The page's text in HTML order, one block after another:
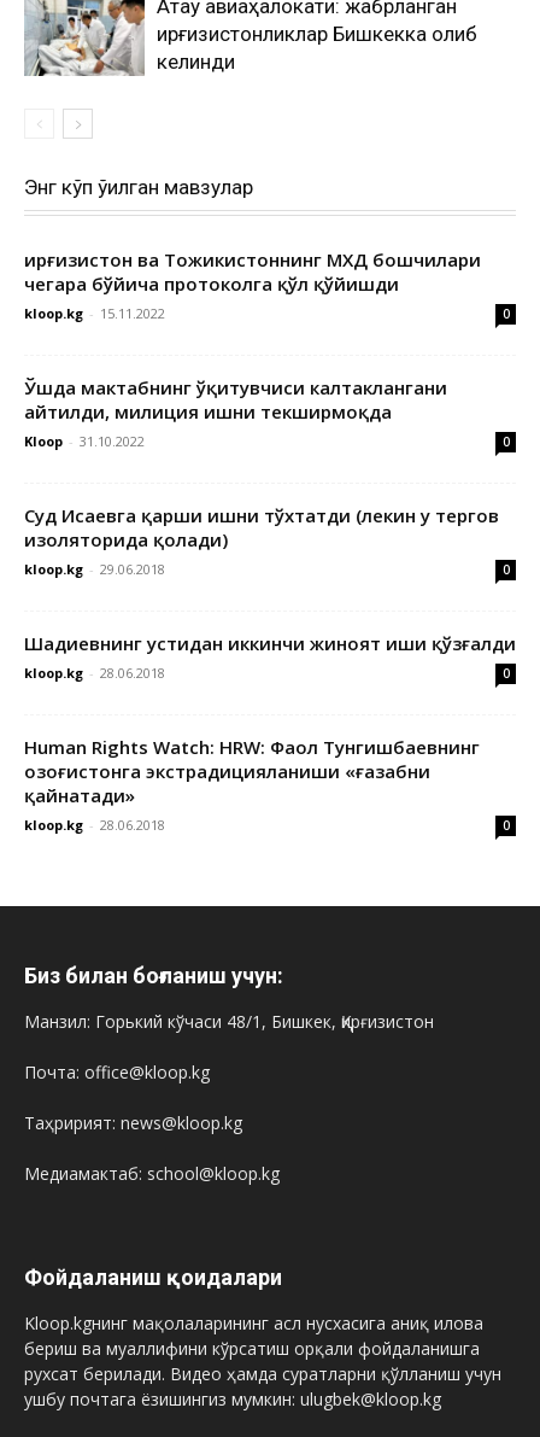
Ақтау авиаҳалокати: жабрланган
қирғизистонликлар Бишкекка олиб
келинди
Энг кўп ўқилган мавзулар
Қирғизистон ва Тожикистоннинг МХДҚ бошчилари
чегара бўйича протоколга қўл қўйишди
kloop.kg - 15.11.2022 0
Ўшда мактабнинг ўқитувчиси калтаклангани
айтилди, милиция ишни текширмоқда
Kloop - 31.10.2022 0
Суд Исаевга қарши ишни тўхтатди (лекин у тергов
изоляторида қолади)
kloop.kg - 29.06.2018 0
Шадиевнинг устидан иккинчи жиноят иши қўзғалди
kloop.kg - 28.06.2018 0
Human Rights Watch: HRW: Фаол Тунгишбаевнинг
Қозоғистонга экстрадицияланиши «ғазабни
қайнатади»
kloop.kg - 28.06.2018 0
Биз билан боғланиш учун:
Манзил: Горький кўчаси 48/1, Бишкек, Қирғизистон
Почта: office@kloop.kg
Таҳририят: news@kloop.kg
Медиамактаб: school@kloop.kg
Фойдаланиш қоидалари
Kloop.kgнинг мақолаларининг асл нусхасига аниқ илова
бериш ва муаллифини кўрсатиш орқали фойдаланишга
рухсат берилади. Видео ҳамда суратларни қўлланиш учун
ушбу почтага ёзишингиз мумкин: ulugbek@kloop.kg